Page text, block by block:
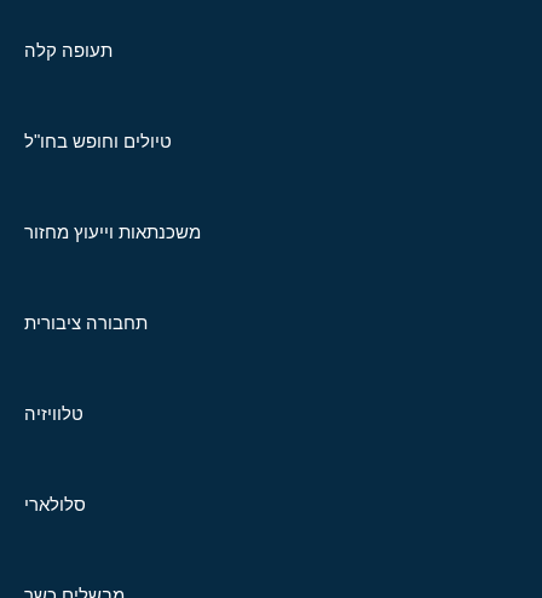
תעופה קלה
טיולים וחופש בחו"ל
משכנתאות וייעוץ מחזור
תחבורה ציבורית
טלוויזיה
סלולארי